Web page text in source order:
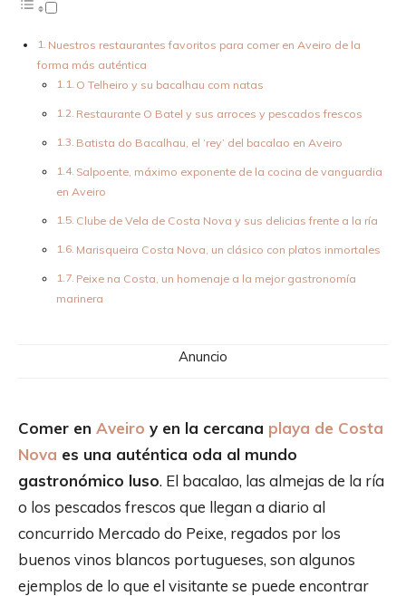
Nuestros restaurantes favoritos para comer en Aveiro de la
forma más auténtica
O Telheiro y su bacalhau com natas
Restaurante O Batel y sus arroces y pescados frescos
Batista do Bacalhau, el ‘rey’ del bacalao en Aveiro
Salpoente, máximo exponente de la cocina de vanguardia
en Aveiro
Clube de Vela de Costa Nova y sus delicias frente a la ría
Marisqueira Costa Nova, un clásico con platos inmortales
Peixe na Costa, un homenaje a la mejor gastronomía
marinera
Anuncio
Comer en Aveiro y en la cercana playa de Costa
Nova es una auténtica oda al mundo
gastronómico luso. El bacalao, las almejas de la ría
o los pescados frescos que llegan a diario al
concurrido Mercado do Peixe, regados por los
buenos vinos blancos portugueses, son algunos
ejemplos de lo que el visitante se puede encontrar